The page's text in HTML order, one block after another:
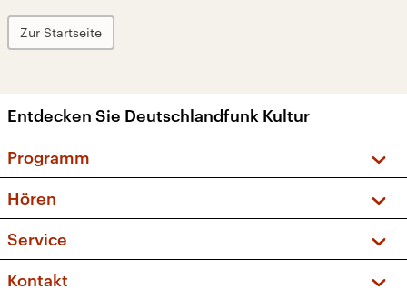
Zur Startseite
Entdecken Sie Deutschlandfunk Kultur
Programm
Sendungen und Podcasts
Musikliste
Kakadu – Das Kinderprogramm
Hören
Frequenzen (UKW + DAB+)
Service
FAQ
Kontakt